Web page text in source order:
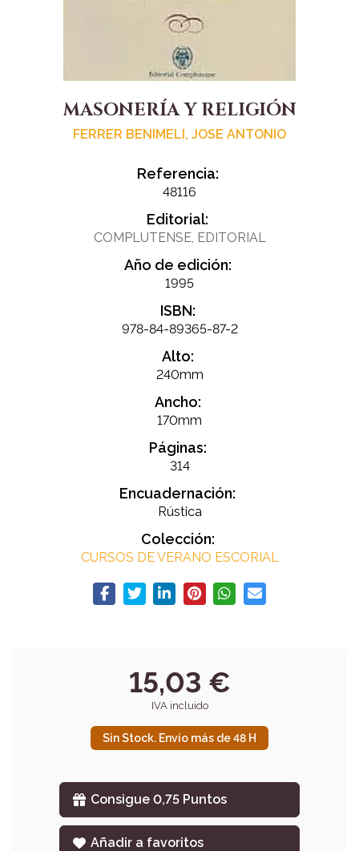
MASONERÍA Y RELIGIÓN
FERRER BENIMELI, JOSE ANTONIO
Referencia:
48116
Editorial:
COMPLUTENSE, EDITORIAL
Año de edición:
1995
ISBN:
978-84-89365-87-2
Alto:
240mm
Ancho:
170mm
Páginas:
314
Encuadernación:
Rústica
Colección:
CURSOS DE VERANO ESCORIAL
15,03 €
IVA incluido
Sin Stock. Envío más de 48 H
Consigue 0,75 Puntos
Añadir a favoritos